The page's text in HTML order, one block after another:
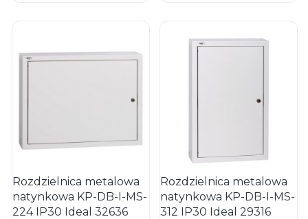
Rozdzielnica metalowa
natynkowa KP-DB-I-MS-
224 IP30 Ideal 32636
Rozdzielnica metalowa
natynkowa KP-DB-I-MS-
312 IP30 Ideal 29316